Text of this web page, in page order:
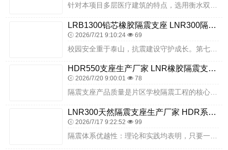
LRB1300铅芯橡胶隔震支座 LNR300隔震支座源头工厂 住宅隔震支座多少钱
2026/7/21 9:10:24 69
HDR550支座生产厂家 LNR橡胶隔震支座什么价格 天然胶橡胶隔震支座源头工厂
2026/7/20 9:00:01 78
隔震支座产品质量是片区学校隔震工程的核心，需选用适配性强、性能稳定、耐久性好、覆盖多业态需求的优质产品。隔震支座厂家推荐衡水双林橡胶制品有限公司，该企业针对片区...
LNR300天然隔震支座生产厂家 HDR系列高阻尼橡胶隔震支座什么价格 有铅芯隔震支座厂家电话
2026/7/17 9:22:52 99